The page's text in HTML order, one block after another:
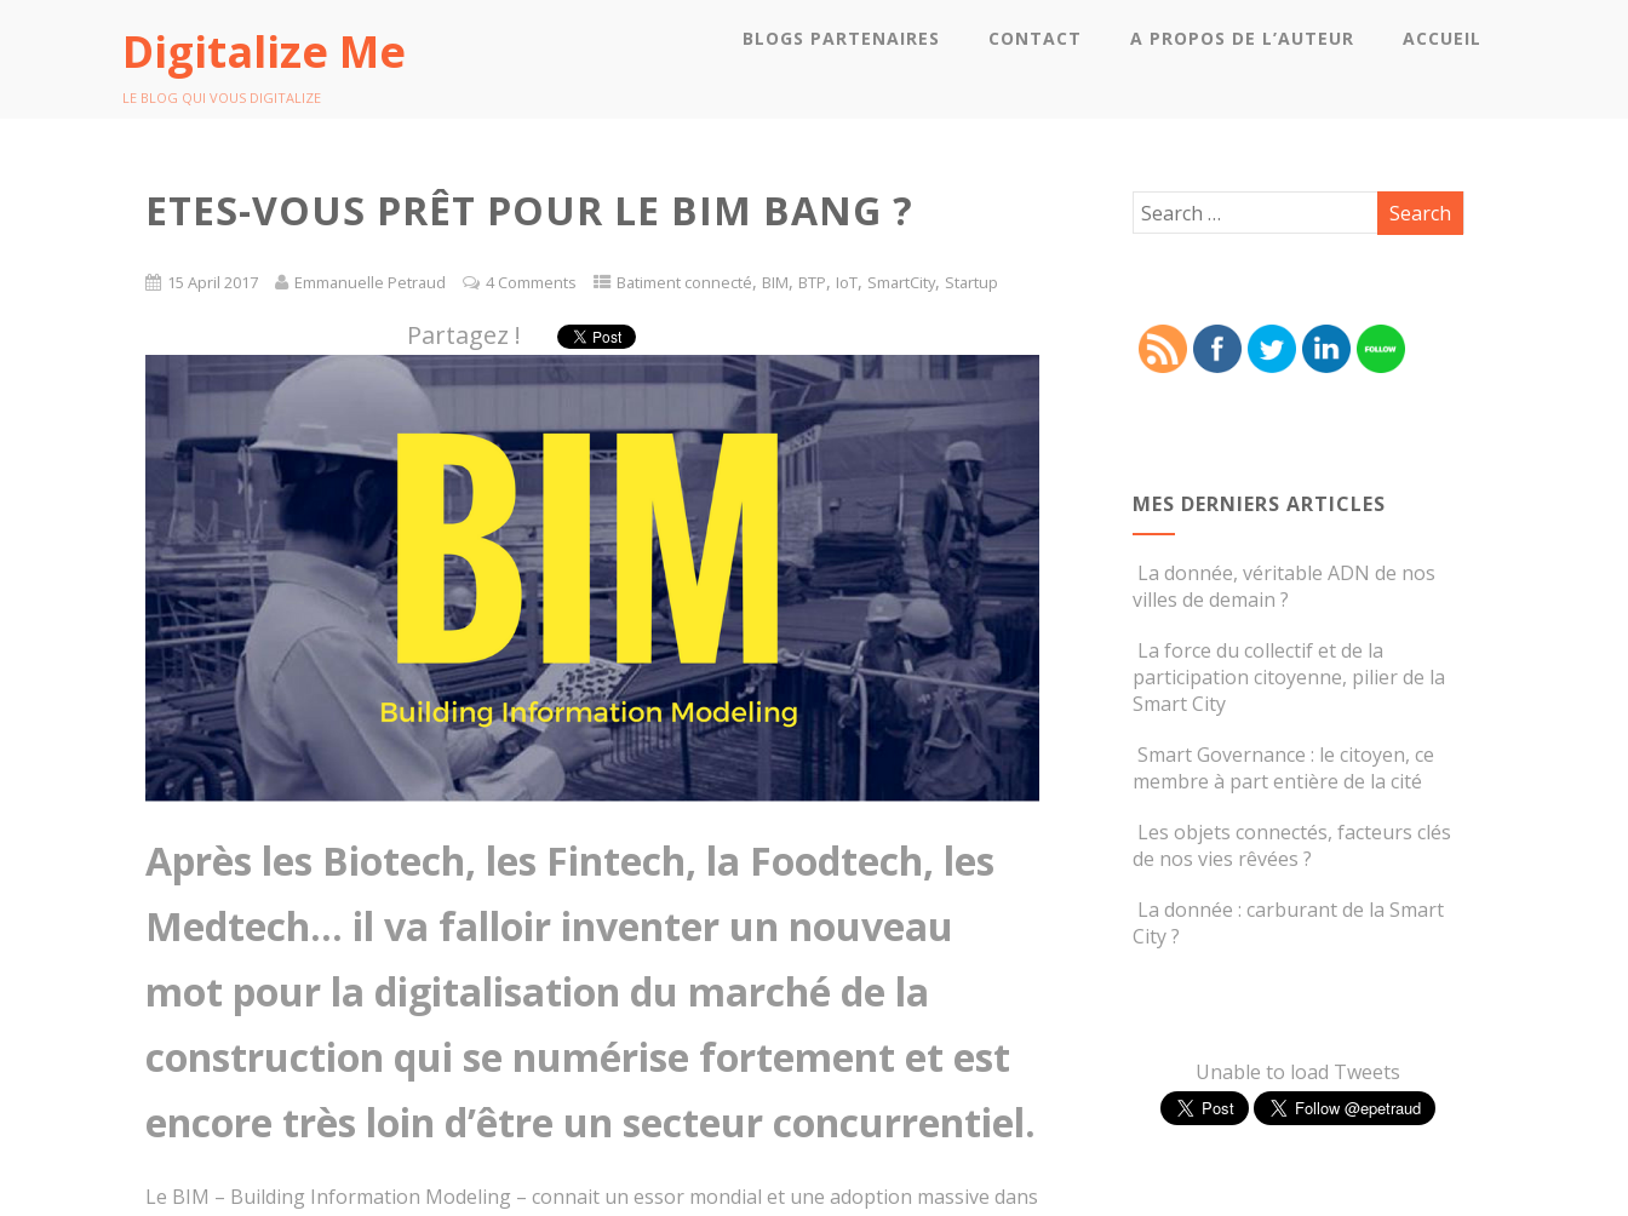
Digitalize Me
LE BLOG QUI VOUS DIGITALIZE
BLOGS PARTENAIRES CONTACT A PROPOS DE L’AUTEUR ACCUEIL
ETES-VOUS PRÊT POUR LE BIM BANG ?
15 April 2017 Emmanuelle Petraud 4 Comments Batiment connecté, BIM, BTP, IoT, SmartCity, Startup
Partagez !
Après les Biotech, les Fintech, la Foodtech, les
Medtech… il va falloir inventer un nouveau
mot pour la digitalisation du marché de la
construction qui se numérise fortement et est
encore très loin d’être un secteur concurrentiel.
Le BIM – Building Information Modeling – connait un essor mondial et une adoption massive dans
MES DERNIERS ARTICLES
La donnée, véritable ADN de nos
villes de demain ?
La force du collectif et de la
participation citoyenne, pilier de la
Smart City
Smart Governance : le citoyen, ce
membre à part entière de la cité
Les objets connectés, facteurs clés
de nos vies rêvées ?
La donnée : carburant de la Smart
City ?
Unable to load Tweets